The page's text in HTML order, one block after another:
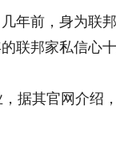
几年前，身为
联邦家私信心十
据其官网介绍